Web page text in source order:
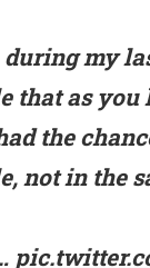
my
that as you
the
not in the